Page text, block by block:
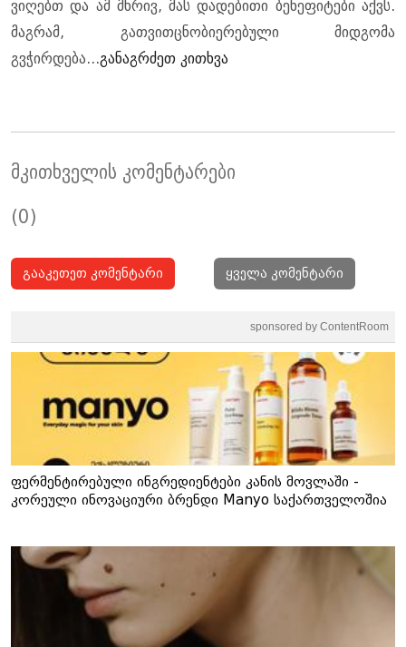
ვიღებთ და ამ მხრივ, მას დადებითი ბენეფიტები აქვს.
მაგრამ, გათვითცნობიერებული მიდგომა
გვჭირდება...განაგრძეთ კითხვა
მკითხველის კომენტარები
(0)
გააკეთეთ კომენტარი ყველა კომენტარი
sponsored by ContentRoom
ფერმენტირებული ინგრედიენტები კანის მოვლაში -
კორეული ინოვაციური ბრენდი Manyo საქართველოშია